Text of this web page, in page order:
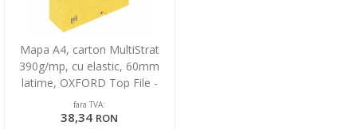
Mapa A4, carton MultiStrat
390g/mp, cu elastic, 60mm
latime, OXFORD Top File -
galben
fara TVA:
38,34 RON